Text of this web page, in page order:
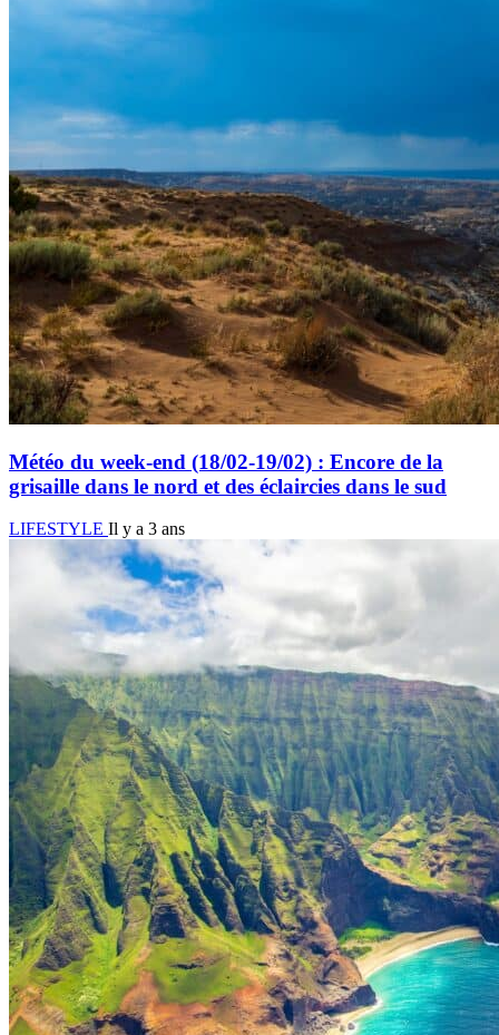
Météo du week-end (18/02-19/02) : Encore de la
grisaille dans le nord et des éclaircies dans le sud
LIFESTYLE Il y a 3 ans